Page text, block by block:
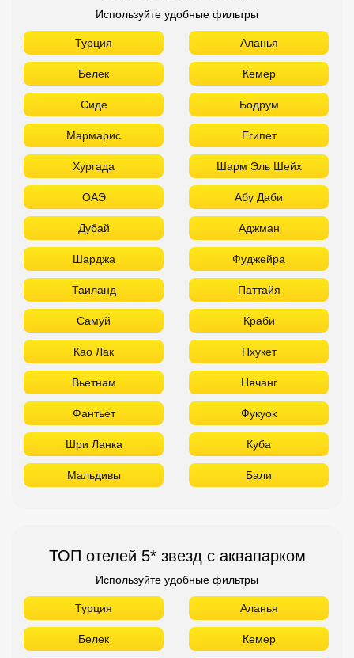
Используйте удобные фильтры
Турция Аланья
Белек Кемер
Сиде Бодрум
Мармарис Египет
Хургада Шарм Эль Шейх
ОАЭ Абу Даби
Дубай Аджман
Шарджа Фуджейра
Таиланд Паттайя
Самуй Краби
Као Лак Пхукет
Вьетнам Нячанг
Фантьет Фукуок
Шри Ланка Куба
Мальдивы Бали
ТОП отелей 5* звезд с аквапарком
Используйте удобные фильтры
Турция Аланья
Белек Кемер